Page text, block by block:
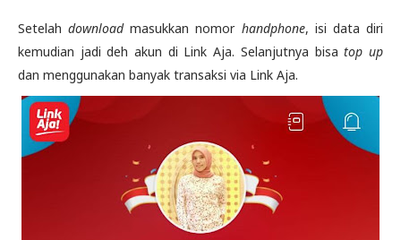
Setelahdownloadmasukkan nomor handphone, isi data diri
kemudian jadi deh akun di Link Aja. Selanjutnya bisatop up
dan menggunakan banyak transaksi via Link Aja.